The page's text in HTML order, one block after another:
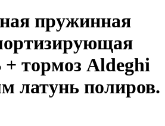
пружинная
+ тормоз Aldeghi
латунь полиров.